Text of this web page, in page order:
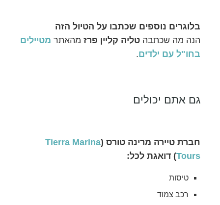
בלוגרים נוספים שכתבו על הטיול הזה
הנה מה שכתבה טליה קליין פרז מהאתר מטיילים
בחו"ל עם ילדים.
גם אתם יכולים
חברת טיירה מרינה טורס (Tierra Marina
Tours) דואגת לכל:
טיסות
רכב צמוד